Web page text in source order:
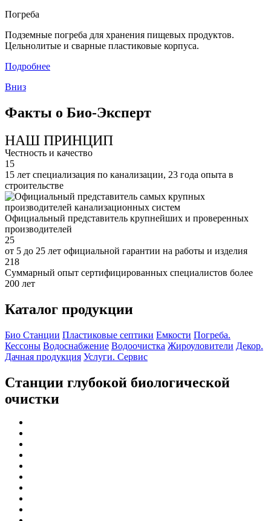
Погреба
Подземные погреба для хранения пищевых продуктов.
Цельнолитые и сварные пластиковые корпуса.
Подробнее
Вниз
Факты о Био-Эксперт
НАШ ПРИНЦИП
Честность и качество
15
15 лет специализация по канализации, 23 года опыта в
строительстве
Официальный представитель крупнейших и проверенных
производителей
25
от 5 до 25 лет официальной гарантии на работы и изделия
218
Суммарный опыт сертифицированных специалистов более
200 лет
Каталог продукции
Био Станции Пластиковые септики Емкости Погреба.
Кессоны Водоснабжение Водоочистка Жироуловители Декор.
Дачная продукция Услуги. Сервис
Станции глубокой биологической
очистки